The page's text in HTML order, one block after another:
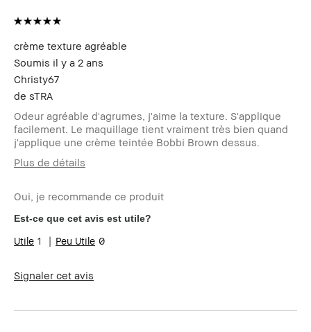
crème texture agréable
Soumis il y a 2 ans
Christy67
de sTRA
Odeur agréable d'agrumes, j'aime la texture. S'applique
facilement. Le maquillage tient vraiment très bien quand
j'applique une crème teintée Bobbi Brown dessus.
Plus de détails
Brown
et ai reçu des points fidélité pour
Oui, je recommande ce produit
Est-ce que cet avis est utile?
1 0
Signaler cet avis